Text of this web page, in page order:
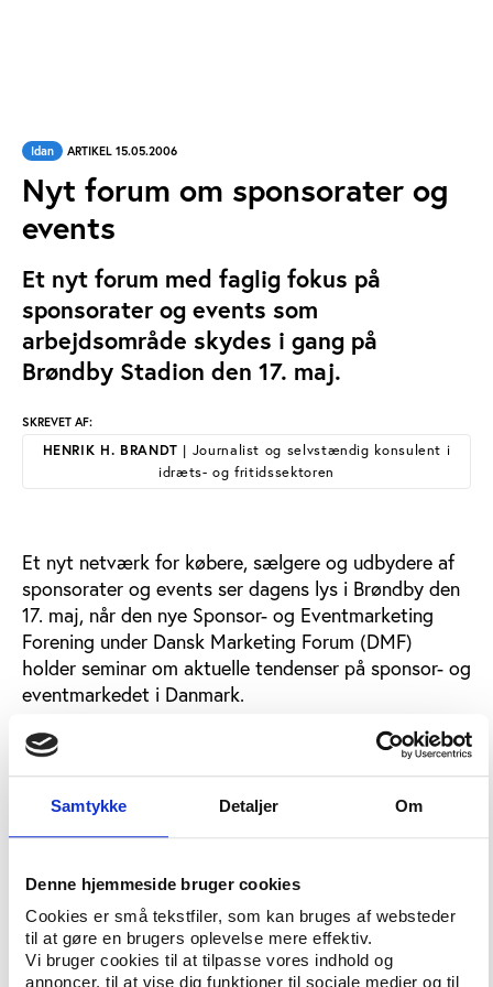
Samtykke Detaljer Om
Denne hjemmeside bruger cookies
Cookies er små tekstfiler, som kan bruges af websteder
til at gøre en brugers oplevelse mere effektiv.
Vi bruger cookies til at tilpasse vores indhold og
annoncer, til at vise dig funktioner til sociale medier og til
Idan ARTIKEL 15.05.2006
Nyt forum om sponsorater og
events
Et nyt forum med faglig fokus på
sponsorater og events som
arbejdsområde skydes i gang på
Brøndby Stadion den 17. maj.
SKREVET AF:
HENRIK H. BRANDT | Journalist og selvstændig konsulent i
idræts- og fritidssektoren
Et nyt netværk for købere, sælgere og udbydere af
sponsorater og events ser dagens lys i Brøndby den
17. maj, når den nye Sponsor- og Eventmarketing
Forening under Dansk Marketing Forum (DMF)
holder seminar om aktuelle tendenser på sponsor- og
eventmarkedet i Danmark.
I daglig tale går Sponsor- og Eventmarketing
Foreningen under navnet SEMF, og formålet med det
udbydere af sponsorater og events med netværk og
adgang til de nyeste analyser og tendenser på
SEMF kommer til at operere med 2-4 årlige
medlemsarrangementer samt en eksklusiv
hjemmeside for medlemmerne med adgang til